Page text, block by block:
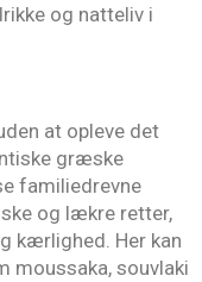
og natteliv i
at opleve det
græske
familiedrevne
og lækre retter,
kærlighed. Her kan
moussaka, souvlaki